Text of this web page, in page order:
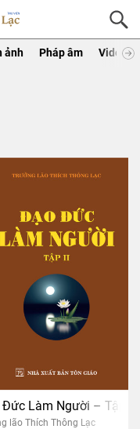
ảnh Pháp âm Video
Làm Người – Tập 2
lão Thích Thông Lạc